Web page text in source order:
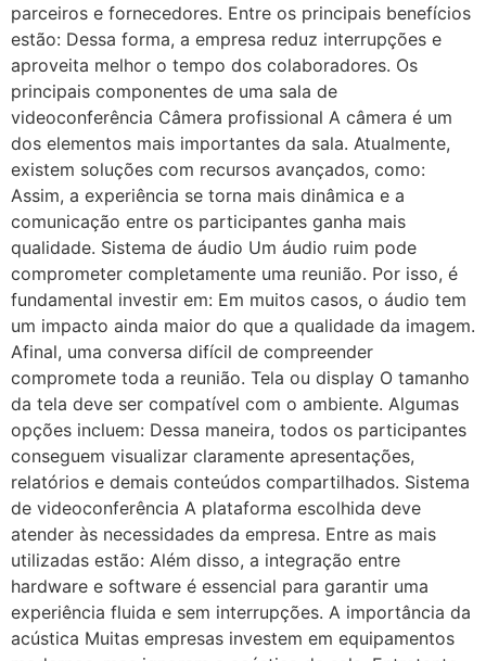
parceiros e fornecedores. Entre os principais benefícios
estão: Dessa forma, a empresa reduz interrupções e
aproveita melhor o tempo dos colaboradores. Os
principais componentes de uma sala de
videoconferência Câmera profissional A câmera é um
dos elementos mais importantes da sala. Atualmente,
existem soluções com recursos avançados, como:
Assim, a experiência se torna mais dinâmica e a
comunicação entre os participantes ganha mais
qualidade. Sistema de áudio Um áudio ruim pode
comprometer completamente uma reunião. Por isso, é
fundamental investir em: Em muitos casos, o áudio tem
um impacto ainda maior do que a qualidade da imagem.
Afinal, uma conversa difícil de compreender
compromete toda a reunião. Tela ou display O tamanho
da tela deve ser compatível com o ambiente. Algumas
opções incluem: Dessa maneira, todos os participantes
conseguem visualizar claramente apresentações,
relatórios e demais conteúdos compartilhados. Sistema
de videoconferência A plataforma escolhida deve
atender às necessidades da empresa. Entre as mais
utilizadas estão: Além disso, a integração entre
hardware e software é essencial para garantir uma
experiência fluida e sem interrupções. A importância da
acústica Muitas empresas investem em equipamentos